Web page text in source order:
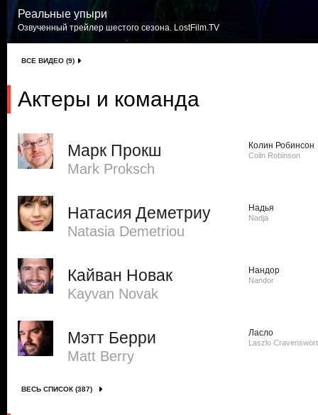
Реальные упыри
Озвученный трейлер шестого сезона. LostFilm.TV
ВСЕ ВИДЕО (9)
Актеры и команда
Марк Прокш
Mark Proksch
Колин Робинсон
Colin Robinson
Натасия Деметриу
Natasia Demetriou
Надья
Nadja
Кайван Новак
Kayvan Novak
Нандор
Nandor
Мэтт Берри
Matt Berry
Ласло
Laszlo
ВЕСЬ СПИСОК (387)